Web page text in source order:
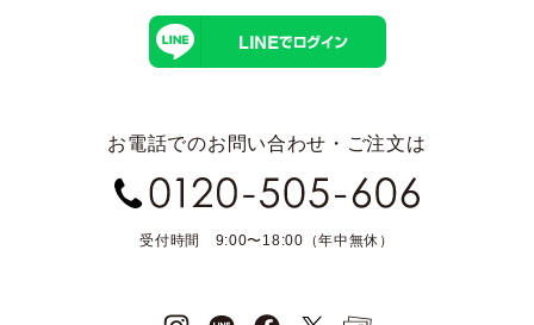
お電話でのお問い合わせ・ご注文は
受付時間 9:00〜18:00（年中無休）